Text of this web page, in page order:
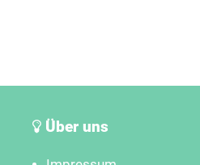
Über uns